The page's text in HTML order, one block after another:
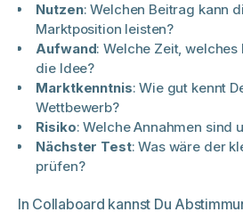
Nutzen: Welchen Beitrag kann
Marktposition leisten?
Aufwand: Welche Zeit,
die Idee?
Marktkenntnis: Wie gut kennt
Wettbewerb?
Risiko: Welche Annahmen sind
Nächster Test: Was wäre der
prüfen?
In Collaboard kannst Du